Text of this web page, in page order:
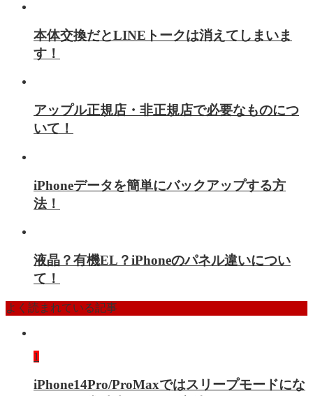
本体交換だとLINEトークは消えてしまいま
す！
アップル正規店・非正規店で必要なものにつ
いて！
iPhoneデータを簡単にバックアップする方
法！
液晶？有機EL？iPhoneのパネル違いについ
て！
よく読まれている記事
1
iPhone14Pro/ProMaxではスリープモードにな